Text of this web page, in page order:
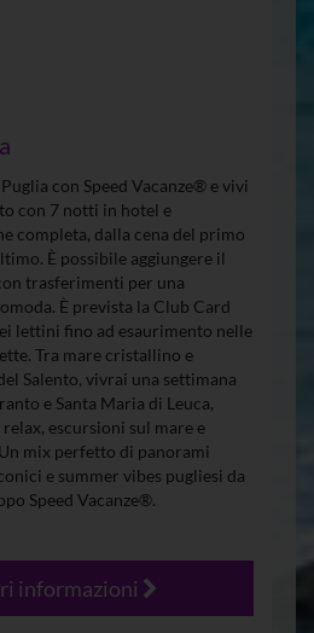
con Speed Vacanze® e vivi
con 7 notti in hotel e
completa, dalla cena del primo
È possibile aggiungere il
trasferimenti per una
È prevista la Club Card
lettini fino ad esaurimento nelle
Tra mare cristallino e
Salento, vivrai una settimana
e Santa Maria di Leuca,
escursioni sul mare e
mix perfetto di panorami
e summer vibes pugliesi da
Speed Vacanze®.
informazioni